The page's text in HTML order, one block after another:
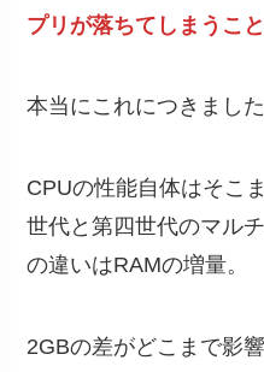
プリが落ちてしまうこと
本当にこれにつきました
CPUの性能自体はそこ
世代と第四世代のマル
の違いはRAMの増量。
2GBの差がどこまで影